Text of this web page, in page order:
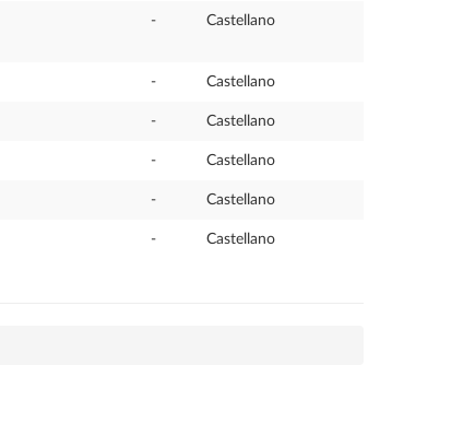
- Castellano
- Castellano
- Castellano
- Castellano
- Castellano
- Castellano